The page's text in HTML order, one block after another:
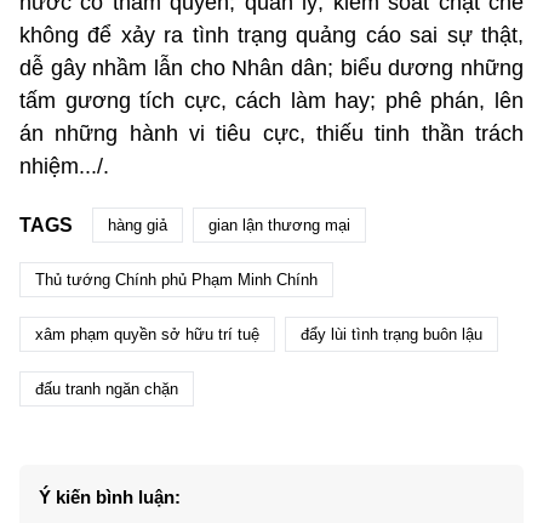
không để xảy ra tình trạng quảng cáo sai sự thật,
dễ gây nhầm lẫn cho Nhân dân; biểu dương những
tấm gương tích cực, cách làm hay; phê phán, lên
án những hành vi tiêu cực, thiếu tinh thần trách
nhiệm.../.
TAGS hàng giả gian lận thương mại
Thủ tướng Chính phủ Phạm Minh Chính
xâm phạm quyền sở hữu trí tuệ đẩy lùi tình trạng buôn lậu
đấu tranh ngăn chặn
Ý kiến bình luận: